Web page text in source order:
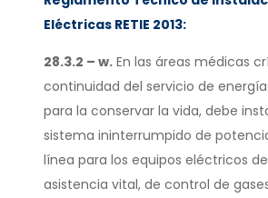
Eléctricas RETIE 2013:
28.3.2 – w. En las áreas médicas
continuidad del servicio de
para la conservar la vida, debe
sistema ininterrumpido de
línea para los equipos eléctricos de
asistencia vital, de control de